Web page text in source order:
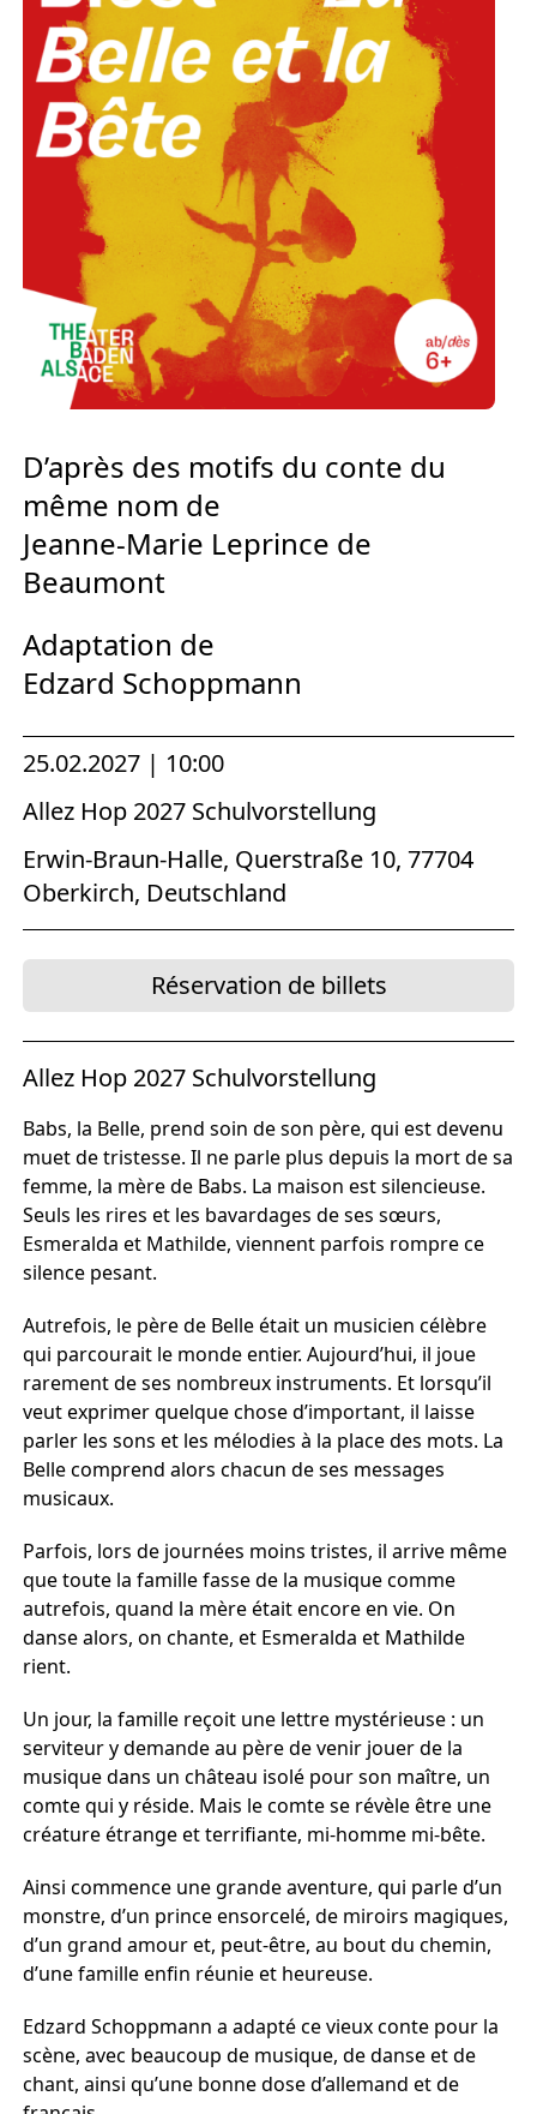
Europäischen Forum am Rhein
Förderer und Partner Theater BAden
ALsace
Services
D’après des motifs du conte du
même nom de
Jeanne-Marie Leprince de
Beaumont
Adaptation de
Edzard Schoppmann
25.02.2027 | 10:00
Allez Hop 2027 Schulvorstellung
Erwin-Braun-Halle, Querstraße 10, 77704
Oberkirch, Deutschland
Réservation de billets
Allez Hop 2027 Schulvorstellung
Babs, la Belle, prend soin de son père, qui est devenu
muet de tristesse. Il ne parle plus depuis la mort de sa
femme, la mère de Babs. La maison est silencieuse.
Seuls les rires et les bavardages de ses sœurs,
Esmeralda et Mathilde, viennent parfois rompre ce
silence pesant.
Autrefois, le père de Belle était un musicien célèbre
qui parcourait le monde entier. Aujourd’hui, il joue
rarement de ses nombreux instruments. Et lorsqu’il
veut exprimer quelque chose d’important, il laisse
parler les sons et les mélodies à la place des mots. La
Belle comprend alors chacun de ses messages
musicaux.
Parfois, lors de journées moins tristes, il arrive même
que toute la famille fasse de la musique comme
autrefois, quand la mère était encore en vie. On
danse alors, on chante, et Esmeralda et Mathilde
rient.
Un jour, la famille reçoit une lettre mystérieuse : un
serviteur y demande au père de venir jouer de la
musique dans un château isolé pour son maître, un
comte qui y réside. Mais le comte se révèle être une
créature étrange et terrifiante, mi-homme mi-bête.
Ainsi commence une grande aventure, qui parle d’un
monstre, d’un prince ensorcelé, de miroirs magiques,
d’un grand amour et, peut-être, au bout du chemin,
d’une famille enfin réunie et heureuse.
Edzard Schoppmann a adapté ce vieux conte pour la
scène, avec beaucoup de musique, de danse et de
chant, ainsi qu’une bonne dose d’allemand et de